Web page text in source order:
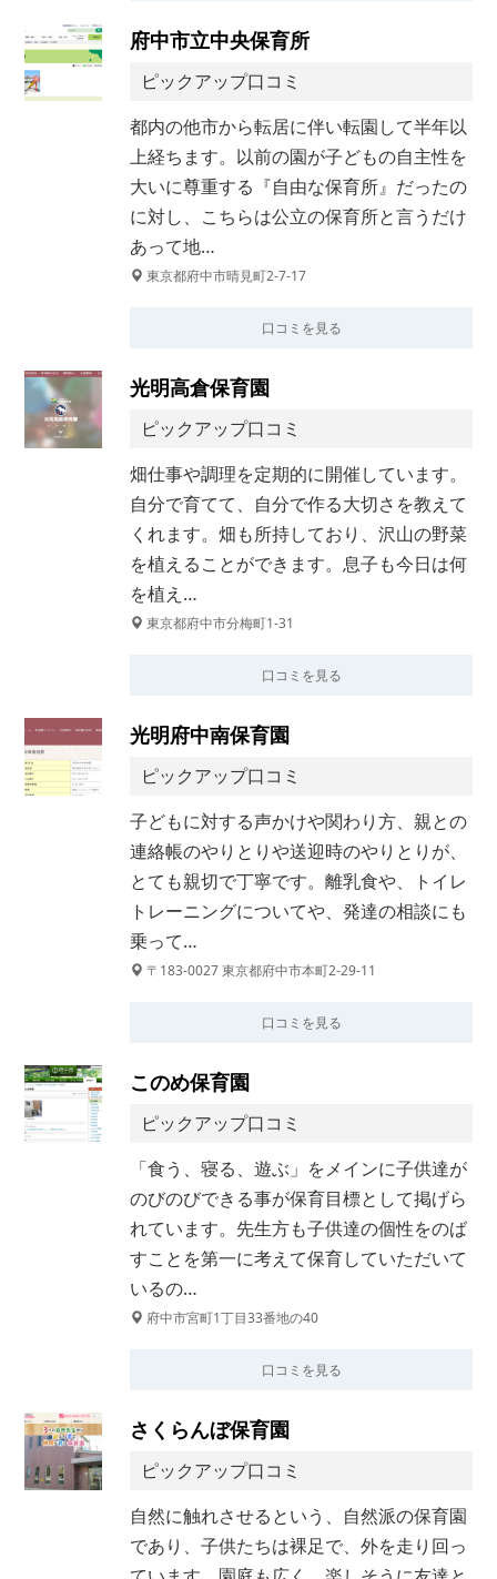
府中市立中央保育所
ピックアップ口コミ
都内の他市から転居に伴い転園して半年以
上経ちます。以前の園が子どもの自主性を
大いに尊重する『自由な保育所』だったの
に対し、こちらは公立の保育所と言うだけ
あって地…
東京都府中市晴見町2-7-17
口コミを見る
光明高倉保育園
ピックアップ口コミ
畑仕事や調理を定期的に開催しています。
自分で育てて、自分で作る大切さを教えて
くれます。畑も所持しており、沢山の野菜
を植えることができます。息子も今日は何
を植え…
東京都府中市分梅町1-31
口コミを見る
光明府中南保育園
ピックアップ口コミ
子どもに対する声かけや関わり方、親との
連絡帳のやりとりや送迎時のやりとりが、
とても親切で丁寧です。離乳食や、トイレ
トレーニングについてや、発達の相談にも
乗って…
〒183-0027 東京都府中市本町2-29-11
口コミを見る
このめ保育園
ピックアップ口コミ
「食う、寝る、遊ぶ」をメインに子供達が
のびのびできる事が保育目標として掲げら
れています。先生方も子供達の個性をのば
すことを第一に考えて保育していただいて
いるの…
府中市宮町1丁目33番地の40
口コミを見る
さくらんぼ保育園
ピックアップ口コミ
自然に触れさせるという、自然派の保育園
であり、子供たちは裸足で、外を走り回っ